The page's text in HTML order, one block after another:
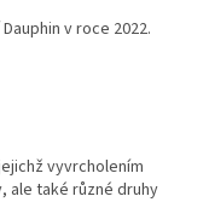
v roce 2022.
vyvrcholením
ale také různé druhy